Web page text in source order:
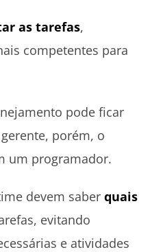
as tarefas,
competentes para
pode ficar
porém, o
um programador.
devem saber quais
evitando
e atividades